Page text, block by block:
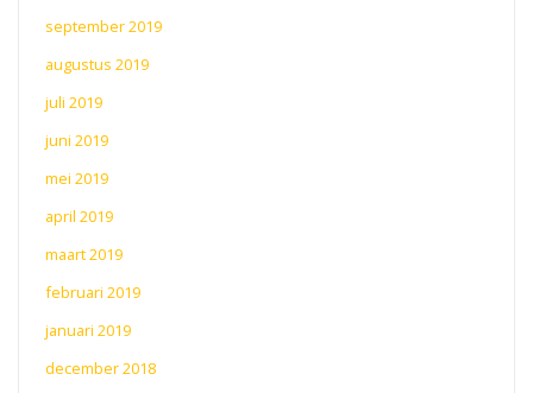
september 2019
augustus 2019
juli 2019
juni 2019
mei 2019
april 2019
maart 2019
februari 2019
januari 2019
december 2018